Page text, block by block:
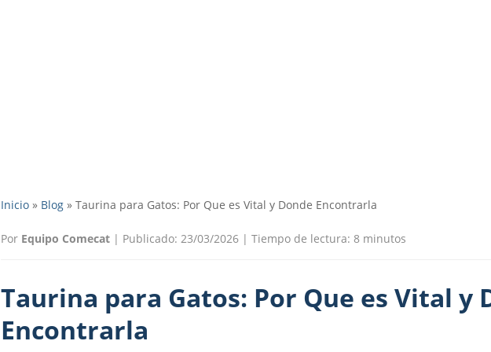
Inicio » Blog » Taurina para Gatos: Por Que es Vital y Donde Encontrarla
Por Equipo Comecat | Publicado: 23/03/2026 | Tiempo de lectura: 8 minutos
Taurina para Gatos: Por Que es Vital y
Encontrarla